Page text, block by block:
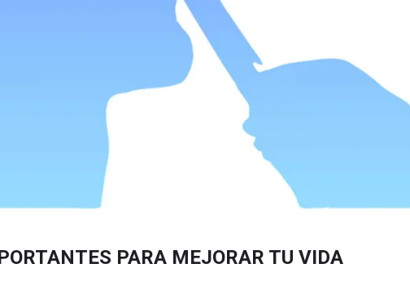
PARA MEJORAR TU VIDA